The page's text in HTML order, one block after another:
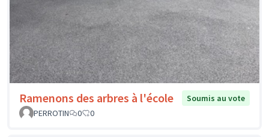
Ramenons des arbres à l'école
Soumis au vote
PERROTIN
0 0